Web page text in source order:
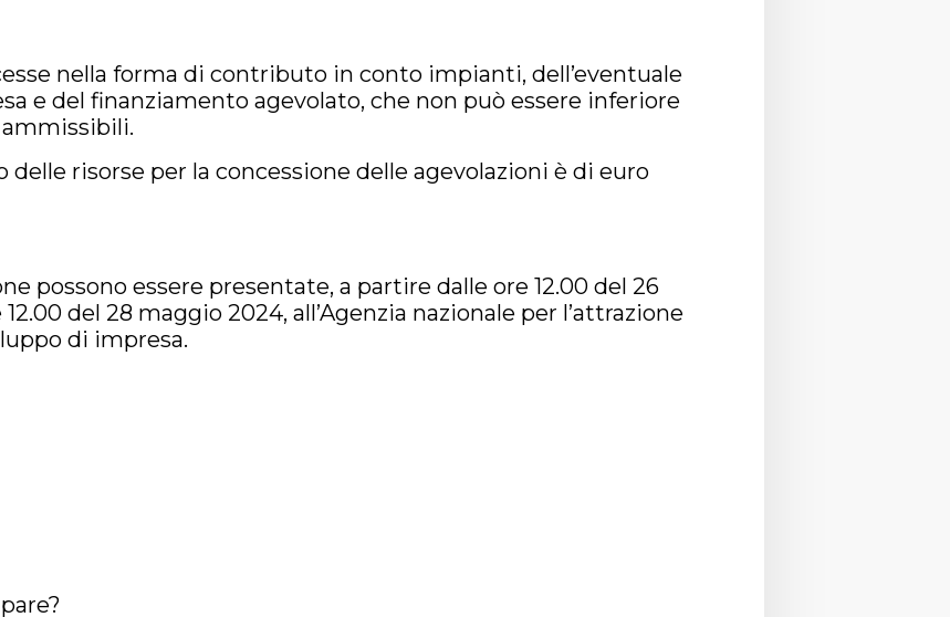
nella forma di contributo in conto impianti, dell’eventuale
e del finanziamento agevolato, che non può essere inferiore
delle risorse per la concessione delle agevolazioni è di euro
possono essere presentate, a partire dalle ore 12.00 del 26
del 28 maggio 2024, all’Agenzia nazionale per l’attrazione
di impresa.